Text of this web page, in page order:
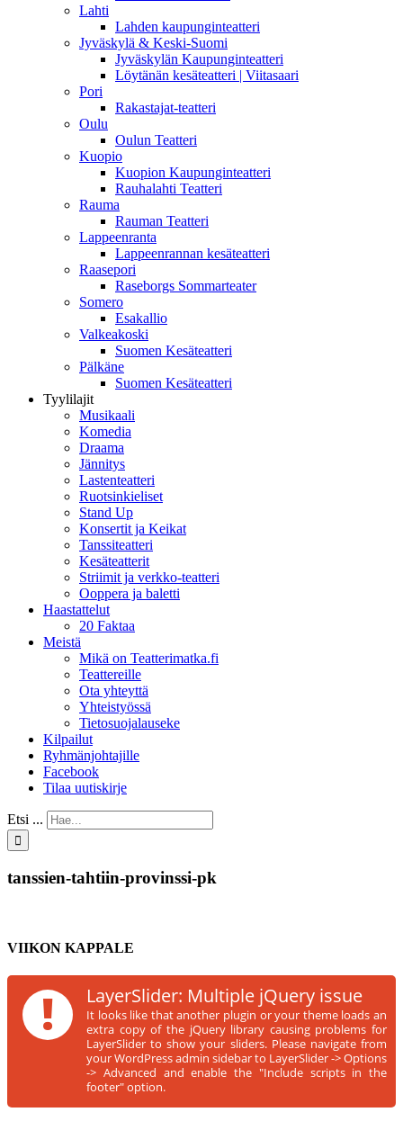
Lahti
Lahden kaupunginteatteri
Jyväskylä & Keski-Suomi
Jyväskylän Kaupunginteatteri
Löytänän kesäteatteri | Viitasaari
Pori
Rakastajat-teatteri
Oulu
Oulun Teatteri
Kuopio
Kuopion Kaupunginteatteri
Rauhalahti Teatteri
Rauma
Rauman Teatteri
Lappeenranta
Lappeenrannan kesäteatteri
Raasepori
Raseborgs Sommarteater
Somero
Esakallio
Valkeakoski
Suomen Kesäteatteri
Pälkäne
Suomen Kesäteatteri
Tyylilajit
Musikaali
Komedia
Draama
Jännitys
Lastenteatteri
Ruotsinkieliset
Stand Up
Konsertit ja Keikat
Tanssiteatteri
Kesäteatterit
Striimit ja verkko-teatteri
Ooppera ja baletti
Haastattelut
20 Faktaa
Meistä
Mikä on Teatterimatka.fi
Teattereille
Ota yhteyttä
Yhteistyössä
Tietosuojalauseke
Kilpailut
Ryhmänjohtajille
Facebook
Tilaa uutiskirje
Etsi ...
tanssien-tahtiin-provinssi-pk
VIIKON KAPPALE
! LayerSlider: Multiple jQuery issue
It looks like that another plugin or your theme loads an
extra copy of the jQuery library causing problems for
LayerSlider to show your sliders. Please navigate from
your WordPress admin sidebar to LayerSlider -> Options
-> Advanced and enable the "Include scripts in the
footer" option.